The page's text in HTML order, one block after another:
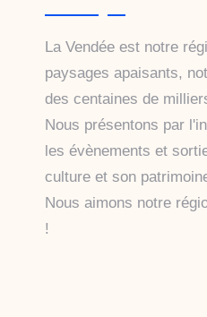
La Vendée est notre
paysages apaisants,
des centaines de
Nous présentons par
les évènements et
culture et son
Nous aimons notre
!